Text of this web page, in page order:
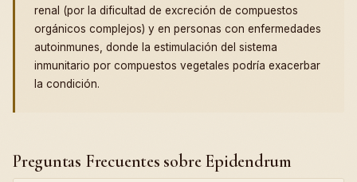
renal (por la dificultad de excreción de compuestos
orgánicos complejos) y en personas con enfermedades
autoinmunes, donde la estimulación del sistema
inmunitario por compuestos vegetales podría exacerbar
la condición.
Preguntas Frecuentes sobre Epidendrum